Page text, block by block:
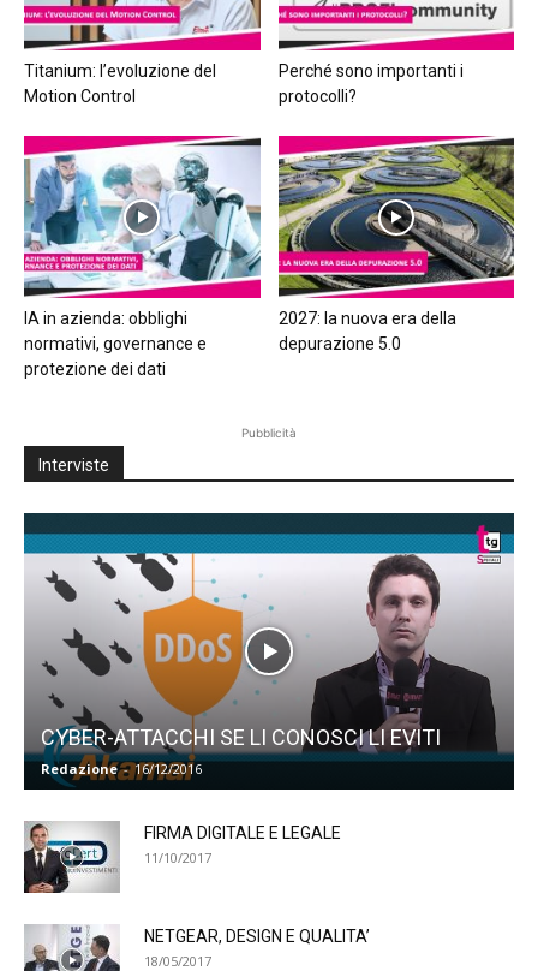
Titanium: l’evoluzione del
Motion Control
Perché sono importanti i
protocolli?
IA in azienda: obblighi
normativi, governance e
protezione dei dati
2027: la nuova era della
depurazione 5.0
Pubblicità
Interviste
CYBER-ATTACCHI SE LI CONOSCI LI EVITI
Redazione - 16/12/2016
FIRMA DIGITALE E LEGALE
11/10/2017
NETGEAR, DESIGN E QUALITA’
18/05/2017